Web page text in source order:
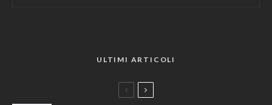
ULTIMI ARTICOLI